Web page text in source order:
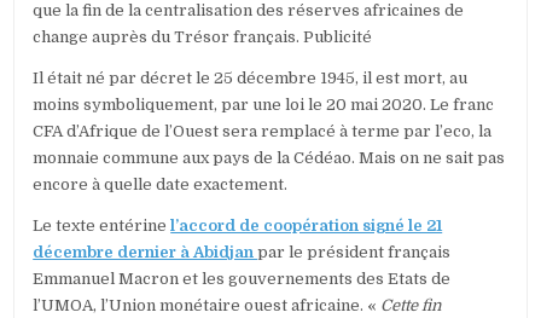
que la fin de la centralisation des réserves africaines de
change auprès du Trésor français. Publicité
Il était né par décret le 25 décembre 1945, il est mort, au
moins symboliquement, par une loi le 20 mai 2020. Le franc
CFA d’Afrique de l’Ouest sera remplacé à terme par l’eco, la
monnaie commune aux pays de la Cédéao. Mais on ne sait pas
encore à quelle date exactement.
Le texte entérinel’accord de coopération signé le 21
décembre dernier à Abidjanpar le président français
Emmanuel Macron et les gouvernements des Etats de
l’UMOA, l’Union monétaire ouest africaine. « Cette fin